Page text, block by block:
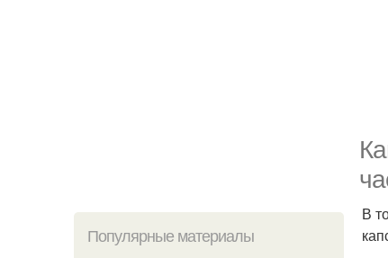
Популярные материалы
В